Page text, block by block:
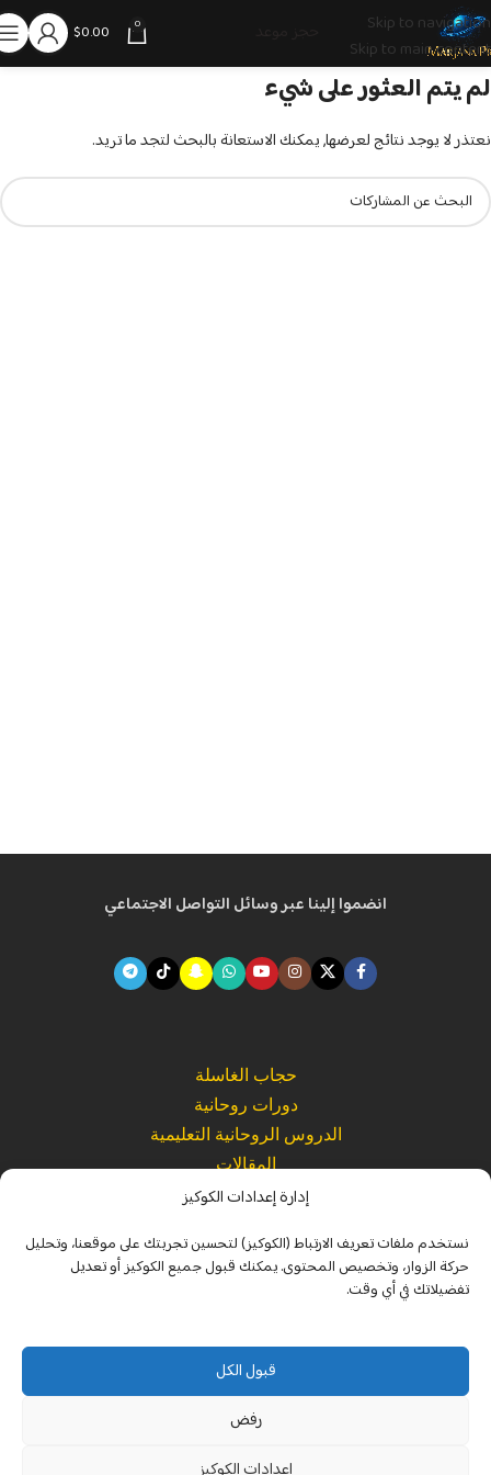
إدارة إعدادات الكوكيز
نستخدم ملفات تعريف الارتباط (الكوكيز) لتحسين تجربتك على موقعنا، وتحليل
حركة الزوار، وتخصيص المحتوى. يمكنك قبول جميع الكوكيز أو تعديل
تفضيلاتك في أي وقت.
قبول الكل
رفض
إعدادات الكوكيز
Skip to navigation
Skip to main content
0
$0.00
لم يتم العثور على شيء
نعتذر لا يوجد نتائج لعرضها, يمكنك الاستعانة بالبحث لتجد ما تريد.
انضموا إلينا عبر وسائل التواصل الاجتماعي
حجاب الغاسلة
دورات روحانية
الدروس الروحانية التعليمية
المقالات
كتب ومؤلفات حكيم روحاني
اتصل بنا